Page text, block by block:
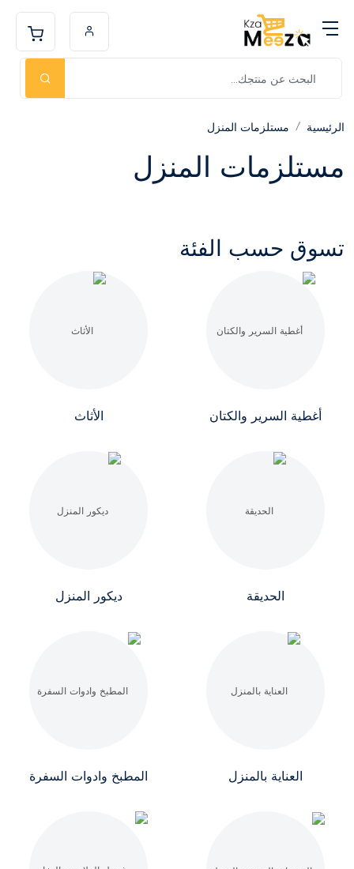
الرئيسية مستلزمات المنزل
مستلزمات المنزل
تسوق حسب الفئة
أغطية السرير والكتان الأثاث
الحديقة ديكور المنزل
العناية بالمنزل المطبخ وادوات السفرة